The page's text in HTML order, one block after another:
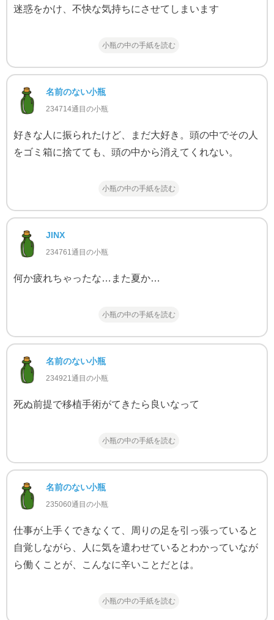
迷惑をかけ、不快な気持ちにさせてしまいます
小瓶の中の手紙を読む
名前のない小瓶
234714通目の小瓶
好きな人に振られたけど、まだ大好き。頭の中でその人
をゴミ箱に捨てても、頭の中から消えてくれない。
小瓶の中の手紙を読む
JINX
234761通目の小瓶
何か疲れちゃったな…また夏か…
小瓶の中の手紙を読む
名前のない小瓶
234921通目の小瓶
死ぬ前提で移植手術がてきたら良いなって
小瓶の中の手紙を読む
名前のない小瓶
235060通目の小瓶
仕事が上手くできなくて、周りの足を引っ張っていると
自覚しながら、人に気を遣わせているとわかっていなが
ら働くことが、こんなに辛いことだとは。
小瓶の中の手紙を読む